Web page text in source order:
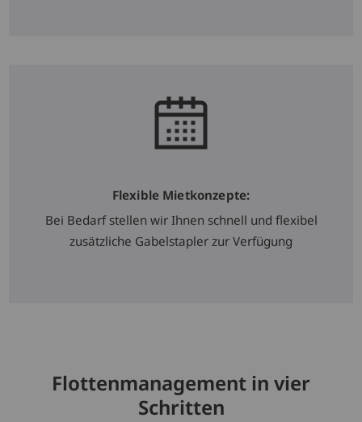
Flexible Mietkonzepte:
Bei Bedarf stellen wir Ihnen schnell und flexibel
zusätzliche Gabelstapler zur Verfügung
Flottenmanagement in vier
Schritten